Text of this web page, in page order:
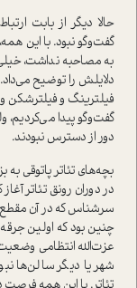
حالا دیگر از بابت
گفت‌وگو نبود. با این
به مصاحبه نداشت،
دلایلش را توضیح می‌داد.
فیلترینگ و فیلترشکن و
گفت‌وگو پیدا می‌کردیم،
دور از دسترس نبودند.
بچه‌های تئاتر پاتوقی به
در دوران رونق تئاتر
سرشناس که در آن مقطع
چنین بود که اولین
عزت‌الله انتظامی
شهر یا دیگر سالن‌ها